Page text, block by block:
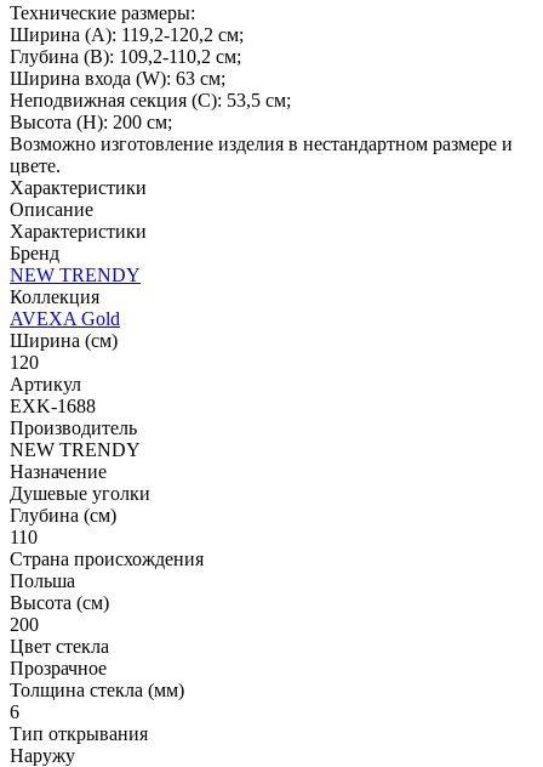
Технические размеры:
Ширина (A): 119,2-120,2 см;
Глубина (B): 109,2-110,2 см;
Ширина входа (W): 63 см;
Неподвижная секция (С): 53,5 см;
Высота (H): 200 см;
Возможно изготовление изделия в нестандартном размере и
цвете.
Характеристики
Описание
Характеристики
Бренд
NEW TRENDY
Коллекция
AVEXA Gold
Ширина (см)
120
Артикул
EXK-1688
Производитель
NEW TRENDY
Назначение
Душевые уголки
Глубина (см)
110
Страна происхождения
Польша
Высота (см)
200
Цвет стекла
Прозрачное
Толщина стекла (мм)
6
Тип открывания
Наружу